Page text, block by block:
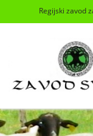
Regijski zavod